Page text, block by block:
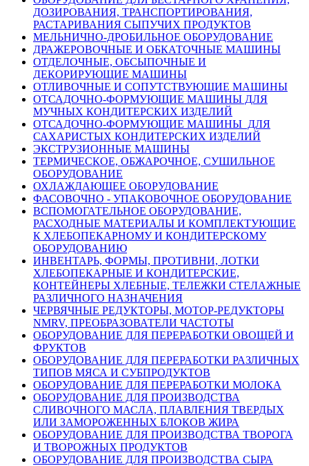
ДОЗИРОВАНИЯ, ТРАНСПОРТИРОВАНИЯ,
РАСТАРИВАНИЯ СЫПУЧИХ ПРОДУКТОВ
МЕЛЬНИЧНО-ДРОБИЛЬНОЕ ОБОРУДОВАНИЕ
ДРАЖЕРОВОЧНЫЕ И ОБКАТОЧНЫЕ МАШИНЫ
ОТДЕЛОЧНЫЕ, ОБСЫПОЧНЫЕ И
ДЕКОРИРУЮЩИЕ МАШИНЫ
ОТЛИВОЧНЫЕ И СОПУТСТВУЮЩИЕ МАШИНЫ
ОТСАДОЧНО-ФОРМУЮЩИЕ МАШИНЫ ДЛЯ
МУЧНЫХ КОНДИТЕРСКИХ ИЗДЕЛИЙ
ОТСАДОЧНО-ФОРМУЮЩИЕ МАШИНЫ ДЛЯ
САХАРИСТЫХ КОНДИТЕРСКИХ ИЗДЕЛИЙ
ЭКСТРУЗИОННЫЕ МАШИНЫ
ТЕРМИЧЕСКОЕ, ОБЖАРОЧНОЕ, СУШИЛЬНОЕ
ОБОРУДОВАНИЕ
ОХЛАЖДАЮЩЕЕ ОБОРУДОВАНИЕ
ФАСОВОЧНО - УПАКОВОЧНОЕ ОБОРУДОВАНИЕ
ВСПОМОГАТЕЛЬНОЕ ОБОРУДОВАНИЕ,
РАСХОДНЫЕ МАТЕРИАЛЫ И КОМПЛЕКТУЮЩИЕ
К ХЛЕБОПЕКАРНОМУ И КОНДИТЕРСКОМУ
ОБОРУДОВАНИЮ
ИНВЕНТАРЬ, ФОРМЫ, ПРОТИВНИ, ЛОТКИ
ХЛЕБОПЕКАРНЫЕ И КОНДИТЕРСКИЕ,
КОНТЕЙНЕРЫ ХЛЕБНЫЕ, ТЕЛЕЖКИ СТЕЛАЖНЫЕ
РАЗЛИЧНОГО НАЗНАЧЕНИЯ
ЧЕРВЯЧНЫЕ РЕДУКТОРЫ, МОТОР-РЕДУКТОРЫ
NMRV, ПРЕОБРАЗОВАТЕЛИ ЧАСТОТЫ
ОБОРУДОВАНИЕ ДЛЯ ПЕРЕРАБОТКИ ОВОЩЕЙ И
ФРУКТОВ
ОБОРУДОВАНИЕ ДЛЯ ПЕРЕРАБОТКИ РАЗЛИЧНЫХ
ТИПОВ МЯСА И СУБПРОДУКТОВ
ОБОРУДОВАНИЕ ДЛЯ ПЕРЕРАБОТКИ МОЛОКА
ОБОРУДОВАНИЕ ДЛЯ ПРОИЗВОДСТВА
СЛИВОЧНОГО МАСЛА, ПЛАВЛЕНИЯ ТВЕРДЫХ
ИЛИ ЗАМОРОЖЕННЫХ БЛОКОВ ЖИРА
ОБОРУДОВАНИЕ ДЛЯ ПРОИЗВОДСТВА ТВОРОГА
И ТВОРОЖНЫХ ПРОДУКТОВ
ОБОРУДОВАНИЕ ДЛЯ ПРОИЗВОДСТВА СЫРА